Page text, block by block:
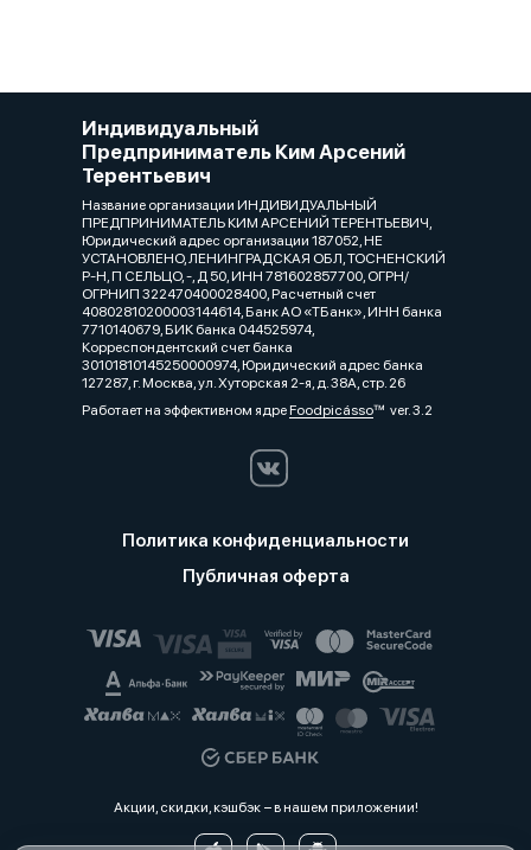
Индивидуальный
Предприниматель Ким Арсений
Терентьевич
Название организации ИНДИВИДУАЛЬНЫЙ
ПРЕДПРИНИМАТЕЛЬ КИМ АРСЕНИЙ ТЕРЕНТЬЕВИЧ,
Юридический адрес организации 187052, НЕ
УСТАНОВЛЕНО, ЛЕНИНГРАДСКАЯ ОБЛ, ТОСНЕНСКИЙ
Р-Н, П СЕЛЬЦО, -, Д 50, ИНН 781602857700, ОГРН/
ОГРНИП 322470400028400, Расчетный счет
40802810200003144614, Банк АО «ТБанк», ИНН банка
7710140679, БИК банка 044525974,
Корреспондентский счет банка
30101810145250000974, Юридический адрес банка
127287, г. Москва, ул. Хуторская 2-я, д. 38А, стр. 26
Работает на эффективном ядреFoodpicássover. 3.2
Политика конфиденциальности
Публичная оферта
Акции, скидки, кэшбэк − в нашем приложении!